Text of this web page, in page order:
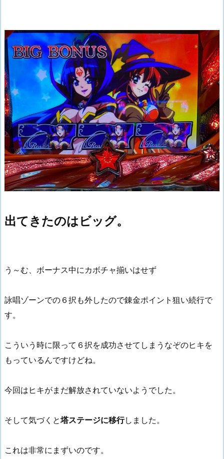
出てきたのはビッグ。
う～む、ボーナス中にカボチャ揃いはせず
詠唱ゾーンでの６択も外したので錬金ポイント狙い続行で
す。
こういう時に限って６択を成功させてしまうなぞのヒキを
もっているんですけどね。
今回はヒキがまだ解放されていないようでした。
そして気づくと塔ステージに移行しました。
これは非常にまずいのです。